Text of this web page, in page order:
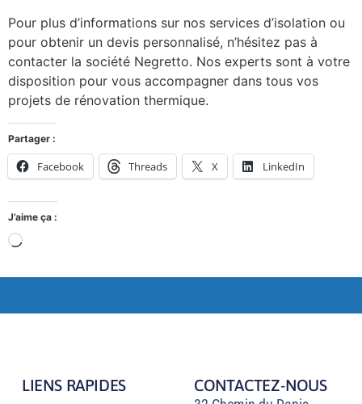
Pour plus d’informations sur nos services d’isolation ou
pour obtenir un devis personnalisé, n’hésitez pas à
contacter la société Negretto. Nos experts sont à votre
disposition pour vous accompagner dans tous vos
projets de rénovation thermique.
Partager :
Facebook Threads X LinkedIn
J’aime ça :
LIENS RAPIDES CONTACTEZ-NOUS